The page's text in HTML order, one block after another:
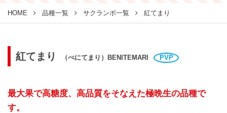
HOME 品種一覧 サクランボ一覧 紅てまり
紅てまり （べにてまり）BENITEMARI PVP
最大果で高糖度、高品質をそなえた極晩生の品種で
す。